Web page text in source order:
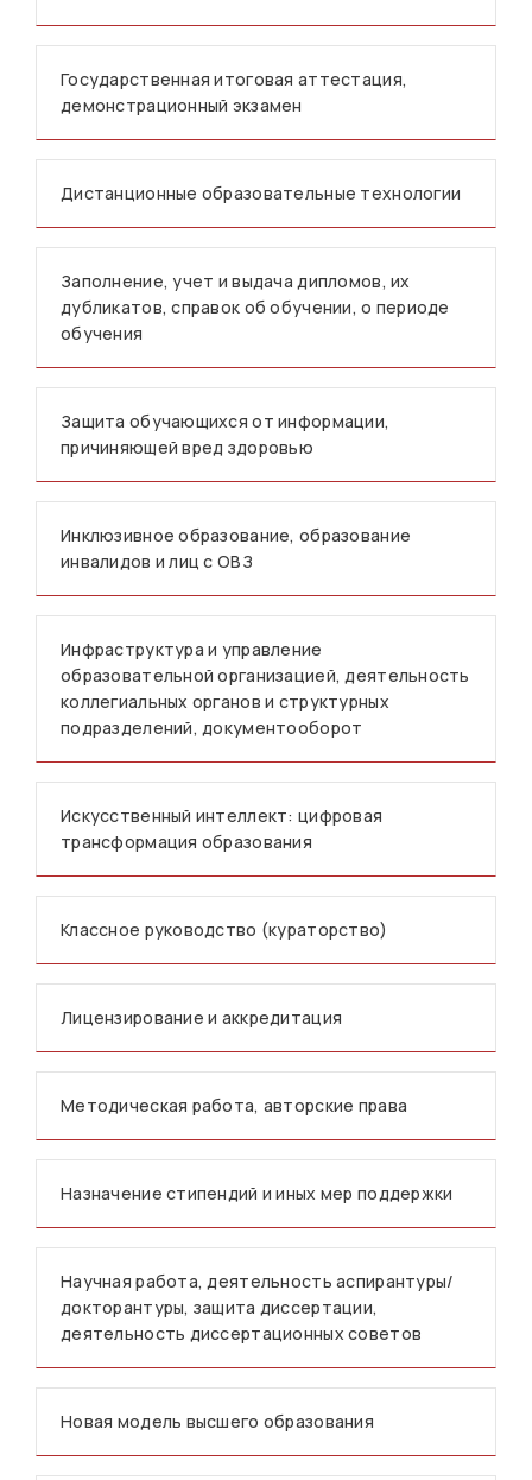
Государственная итоговая аттестация,
демонстрационный экзамен
Дистанционные образовательные технологии
Заполнение, учет и выдача дипломов, их
дубликатов, справок об обучении, о периоде
обучения
Защита обучающихся от информации,
причиняющей вред здоровью
Инклюзивное образование, образование
инвалидов и лиц с ОВЗ
Инфраструктура и управление
образовательной организацией, деятельность
коллегиальных органов и структурных
подразделений, документооборот
Искусственный интеллект: цифровая
трансформация образования
Классное руководство (кураторство)
Лицензирование и аккредитация
Методическая работа, авторские права
Назначение стипендий и иных мер поддержки
Научная работа, деятельность аспирантуры/
докторантуры, защита диссертации,
деятельность диссертационных советов
Новая модель высшего образования